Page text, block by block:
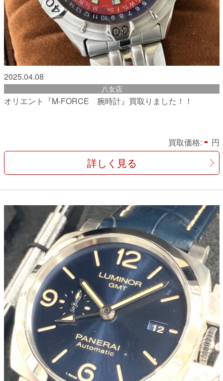
2025.04.08
八女店
オリエント『M-FORCE 腕時計』買取りました！！
買取価格: - 円
詳しく見る